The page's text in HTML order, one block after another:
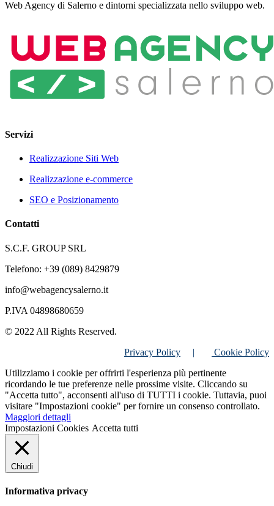
Web Agency di Salerno e dintorni specializzata nello sviluppo web.
Servizi
Realizzazione Siti Web
Realizzazione e-commerce
SEO e Posizionamento
Contatti
S.C.F. GROUP SRL
Telefono: +39 (089) 8429879
info@webagencysalerno.it
P.IVA 04898680659
© 2022 All Rights Reserved.
Privacy Policy |
Cookie Policy
Utilizziamo i cookie per offrirti l'esperienza più pertinente
ricordando le tue preferenze nelle prossime visite. Cliccando su
"Accetta tutto", acconsenti all'uso di TUTTI i cookie. Tuttavia, puoi
visitare "Impostazioni cookie" per fornire un consenso controllato.
Maggiori dettagli
Impostazioni Cookies Accetta tutti
Chiudi
Informativa privacy